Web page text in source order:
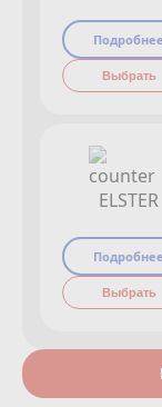
Подробнее
Выбрать
ELSTER
Подробнее
Выбрать